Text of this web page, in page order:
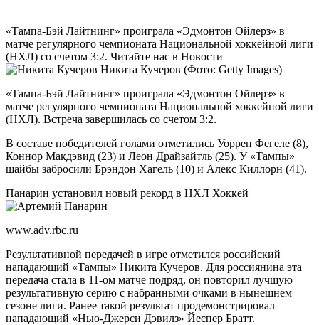
«Тампа-Бэй Лайтнинг» проиграла «Эдмонтон Ойлерз» в
матче регулярного чемпионата Национальной хоккейной лиги
(НХЛ) со счетом 3:2. Читайте нас в Новости
Никита Кучеров (Фото: Getty Images)
«Тампа-Бэй Лайтнинг» проиграла «Эдмонтон Ойлерз» в
матче регулярного чемпионата Национальной хоккейной лиги
(НХЛ). Встреча завершилась со счетом 3:2.
В составе победителей голами отметились Уоррен Фегеле (8),
Коннор Макдэвид (23) и Леон Драйзайтль (25). У «Тампы»
шайбы забросили Брэндон Хагель (10) и Алекс Киллорн (41).
Панарин установил новый рекорд в НХЛ Хоккей
www.adv.rbc.ru
Результативной передачей в игре отметился российский
нападающий «Тампы» Никита Кучеров. Для россиянина эта
передача стала в 11-ом матче подряд, он повторил лучшую
результативную серию с набранными очками в нынешнем
сезоне лиги. Ранее такой результат продемонстрировал
нападающий «Нью-Джерси Дэвилз» Йеспер Братт.